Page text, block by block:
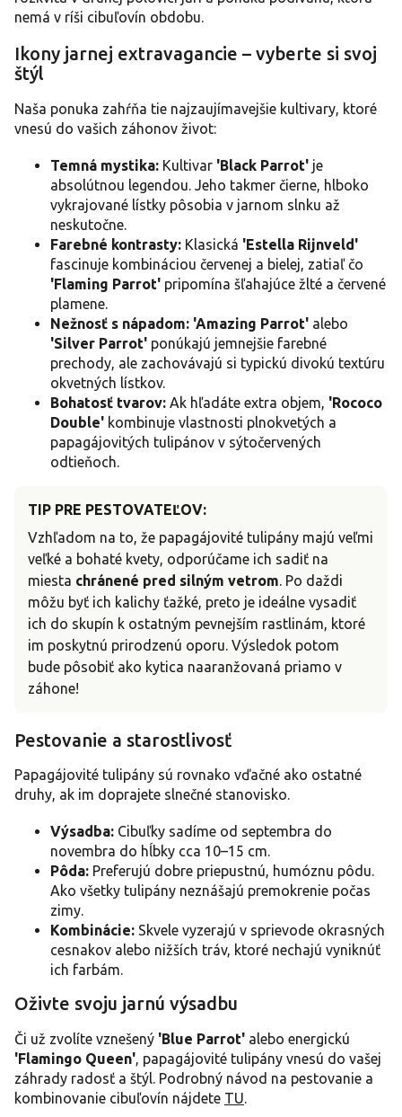
y
ý
p
u
nemá v ríši cibuľovín obdobu.
Ikony jarnej extravagancie – vyberte si svoj
štýl
Naša ponuka zahŕňa tie najzaujímavejšie kultivary, ktoré
vnesú do vašich záhonov život:
Temná mystika: Kultivar 'Black Parrot' je
absolútnou legendou. Jeho takmer čierne, hlboko
vykrajované lístky pôsobia v jarnom slnku až
neskutočne.
Farebné kontrasty: Klasická 'Estella Rijnveld'
fascinuje kombináciou červenej a bielej, zatiaľ čo
'Flaming Parrot' pripomína šľahajúce žlté a červené
plamene.
Nežnosť s nápadom: 'Amazing Parrot' alebo
'Silver Parrot' ponúkajú jemnejšie farebné
prechody, ale zachovávajú si typickú divokú textúru
okvetných lístkov.
Bohatosť tvarov: Ak hľadáte extra objem, 'Rococo
Double' kombinuje vlastnosti plnokvetých a
papagájovitých tulipánov v sýtočervených
odtieňoch.
TIP PRE PESTOVATEĽOV:
Vzhľadom na to, že papagájovité tulipány majú veľmi
veľké a bohaté kvety, odporúčame ich sadiť na
miesta chránené pred silným vetrom. Po daždi
môžu byť ich kalichy ťažké, preto je ideálne vysadiť
ich do skupín k ostatným pevnejším rastlinám, ktoré
im poskytnú prirodzenú oporu. Výsledok potom
bude pôsobiť ako kytica naaranžovaná priamo v
záhone!
Pestovanie a starostlivosť
Papagájovité tulipány sú rovnako vďačné ako ostatné
druhy, ak im doprajete slnečné stanovisko.
Výsadba: Cibuľky sadíme od septembra do
novembra do hĺbky cca 10–15 cm.
Pôda: Preferujú dobre priepustnú, humóznu pôdu.
Ako všetky tulipány neznášajú premokrenie počas
zimy.
Kombinácie: Skvele vyzerajú v sprievode okrasných
cesnakov alebo nižších tráv, ktoré nechajú vyniknúť
ich farbám.
Oživte svoju jarnú výsadbu
Či už zvolíte vznešený 'Blue Parrot' alebo energickú
'Flamingo Queen', papagájovité tulipány vnesú do vašej
záhrady radosť a štýl. Podrobný návod na pestovanie a
kombinovanie cibuľovín nájdete TU.